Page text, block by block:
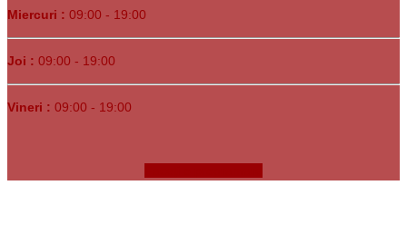
Miercuri : 09:00 - 19:00
Joi : 09:00 - 19:00
Vineri : 09:00 - 19:00